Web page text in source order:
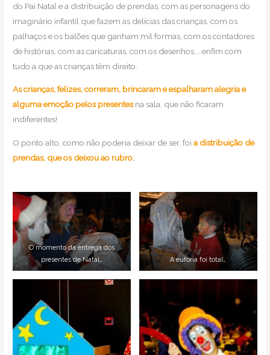
do Pai Natal e a distribuição de prendas, com as personagens do
imaginário infantil que fazem as delícias das crianças, com os
palhaços e os balões que ganham mil formas, com os contadores
de histórias, com as caricaturas, com os desenhos,… enfim com
tudo a que as crianças têm direito.
As crianças, felizes, correram, brincaram e espalharam alegria e
alguma emoção pelos presentes na sala, que não ficaram
indiferentes!
O ponto alto, como não poderia deixar de ser, foia distribuição de
prendas, que os deixou ao rubro.
O momento da entrega dos
presentes de Natal…
A euforia foi total…